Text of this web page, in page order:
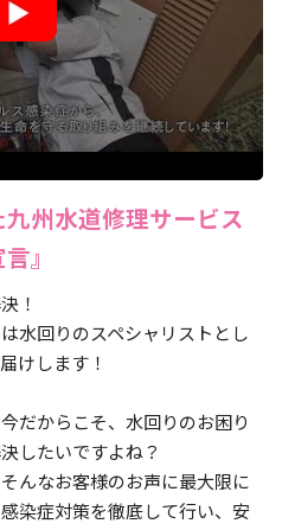
州水道修理サービス
』
！
水回りのスペシャリストとし
けします！
だからこそ、水回りのお困り
したいですよね？
んなお客様のお声に最大限に
染症対策を徹底して行い、安